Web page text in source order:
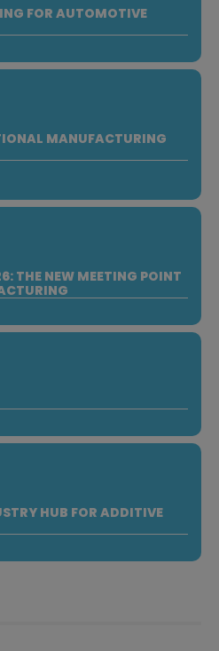
FOR AUTOMOTIVE
MANUFACTURING
THE NEW MEETING POINT
HUB FOR ADDITIVE